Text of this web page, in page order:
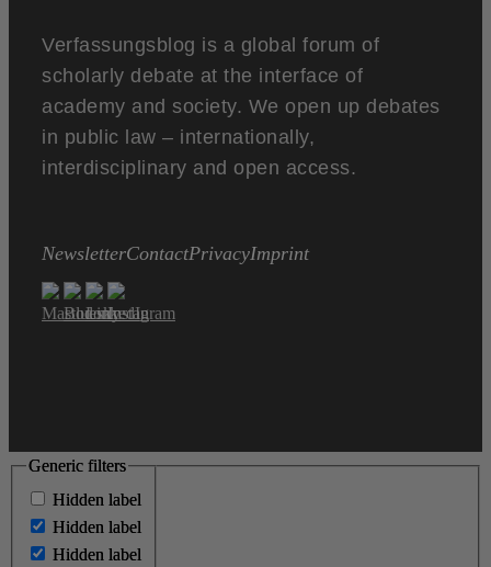
Verfassungsblog is a global forum of
scholarly debate at the interface of
academy and society. We open up debates
in public law – internationally,
interdisciplinary and open access.
NewsletterContactPrivacyImprint
Generic filters
Hidden label
Hidden label
Hidden label
Generic filters
Hidden label
Hidden label
Hidden label